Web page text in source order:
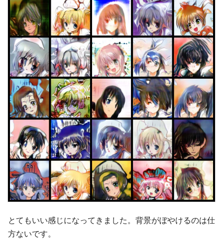
とてもいい感じになってきました。背景がぼやけるのは仕
方ないです。